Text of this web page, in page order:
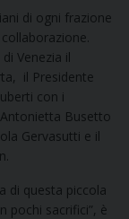
di ogni frazione
Venezia il
il Presidente
con i
Busetto
Gervasutti e il
di questa piccola
pochi sacrifici”, è